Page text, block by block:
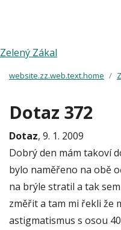
Zelený Zákal
website.zz.web.text.home
Dotaz 372
Dotaz, 9. 1. 2009
Dobrý den mám takoví
bylo naměřeno na obě
na brýle stratil a tak
změřit a tam mi řekli že
astigmatismus s osou